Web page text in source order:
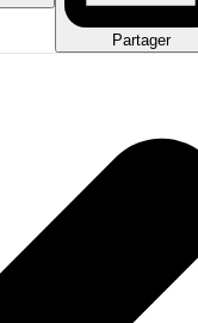
Partager